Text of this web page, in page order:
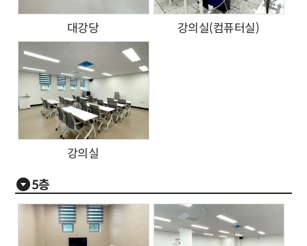
대강당 강의실(컴퓨터실)
강의실
5층